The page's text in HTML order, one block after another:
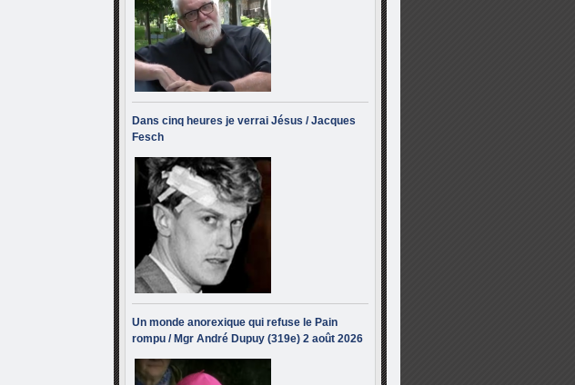
Dans cinq heures je verrai Jésus / Jacques
Fesch
Un monde anorexique qui refuse le Pain
rompu / Mgr André Dupuy (319e) 2 août 2026